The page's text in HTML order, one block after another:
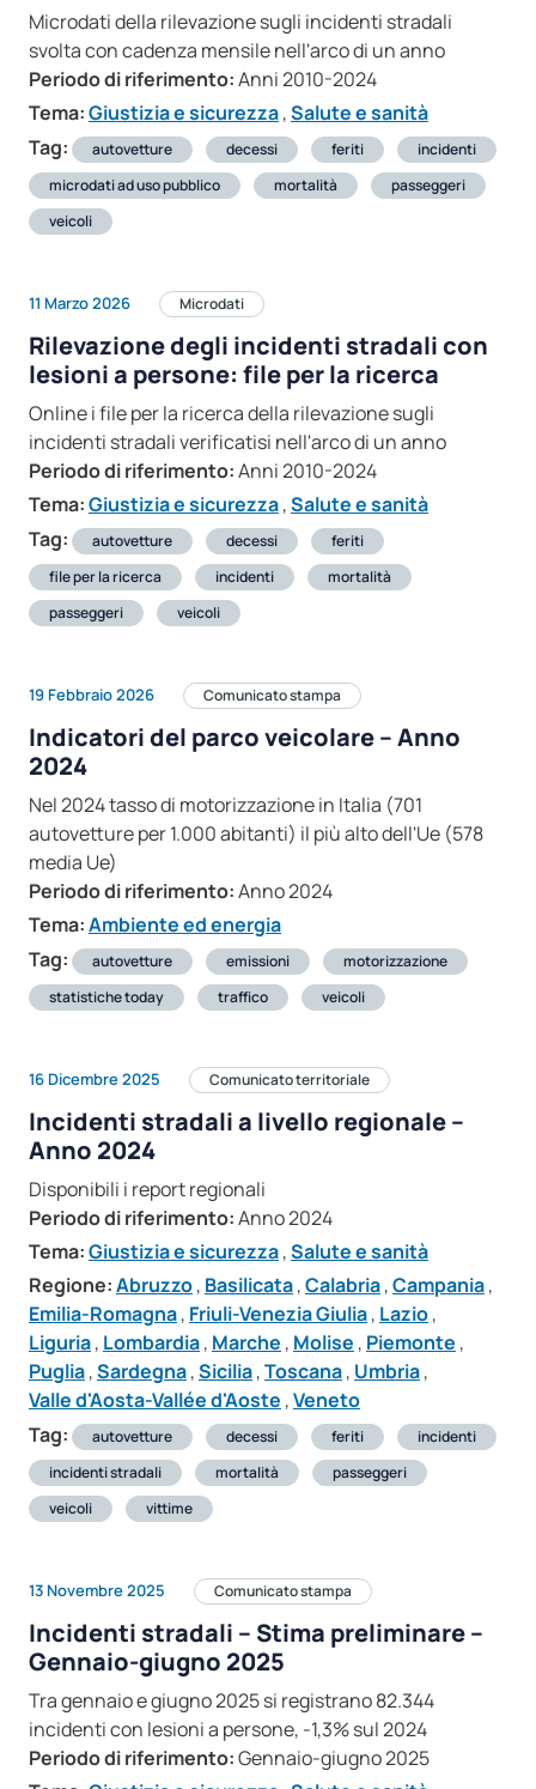
Microdati della rilevazione sugli incidenti stradali
svolta con cadenza mensile nell'arco di un anno
Periodo di riferimento:Anni 2010-2024
Tema:Giustizia e sicurezza,Salute e sanità
Tag:
autovetture decessi feriti
incidenti
microdati ad uso pubblico
mortalità
passeggeri
veicoli
11 Marzo 2026 Microdati
Rilevazione degli incidenti stradali con
lesioni a persone: file per la ricerca
Online i file per la ricerca della rilevazione sugli
incidenti stradali verificatisi nell'arco di un anno
Periodo di riferimento:Anni 2010-2024
Tema:Giustizia e sicurezza,Salute e sanità
Tag:
autovetture decessi
feriti
file per la ricerca
incidenti
mortalità
passeggeri
veicoli
19 Febbraio 2026 Comunicato stampa
Indicatori del parco veicolare – Anno
2024
Nel 2024 tasso di motorizzazione in Italia (701
autovetture per 1.000 abitanti) il più alto dell'Ue (578
media Ue)
Periodo di riferimento:Anno 2024
Tema:Ambiente ed energia
Tag:
autovetture emissioni
motorizzazione
statistiche today
traffico veicoli
16 Dicembre 2025 Comunicato territoriale
Incidenti stradali a livello regionale –
Anno 2024
Disponibili i report regionali
Periodo di riferimento:Anno 2024
Tema:Giustizia e sicurezza,Salute e sanità
Regione:Abruzzo, Basilicata,Calabria,Campania,
Emilia-Romagna, Friuli-Venezia Giulia, Lazio,
Liguria, Lombardia, Marche , Molise , Piemonte ,
Puglia,Sardegna,Sicilia,Toscana, Umbria,
Valle d'Aosta-Vallée d'Aoste ,Veneto
Tag:
autovetture decessi feriti
incidenti
incidenti stradali
mortalità
passeggeri
veicoli
vittime
13 Novembre 2025 Comunicato stampa
Incidenti stradali – Stima preliminare –
Gennaio-giugno 2025
Tra gennaio e giugno 2025 si registrano 82.344
incidenti con lesioni a persone, -1,3% sul 2024
Periodo di riferimento:Gennaio-giugno 2025